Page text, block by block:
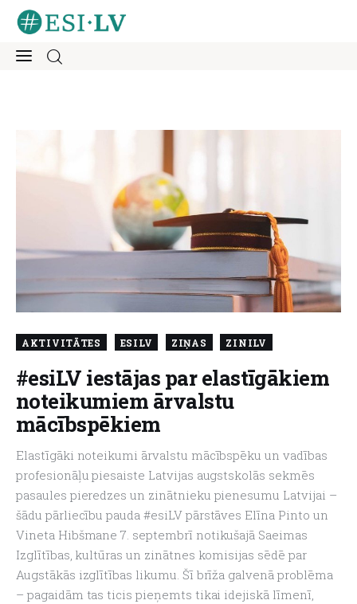
Mentorings
Aktivitātes
Par mums
Kontakti
About us
AKTIVITĀTES ESILV ZIŅAS ZINILV
#esiLV iestājas par elastīgākiem
noteikumiem ārvalstu
mācībspēkiem
Elastīgāki noteikumi ārvalstu mācībspēku un vadības
profesionāļu piesaiste Latvijas augstskolās sekmēs
pasaules pieredzes un zinātnieku pienesumu Latvijai –
šādu pārliecību pauda #esiLV pārstāves Elīna Pinto un
Vineta Hibšmane 7. septembrī notikušajā Saeimas
Izglītības, kultūras un zinātnes komisijas sēdē par
Augstākās izglītības likumu. Šī brīža galvenā problēma
– pagaidām tas ticis pieņemts tikai idejiskā līmenī,